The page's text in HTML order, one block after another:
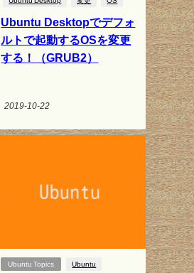
Ubuntu Desktopでデフォ
ルトで起動するOSを変更
する！（GRUB2）
2019-10-22
Ubuntu Topics Ubuntu